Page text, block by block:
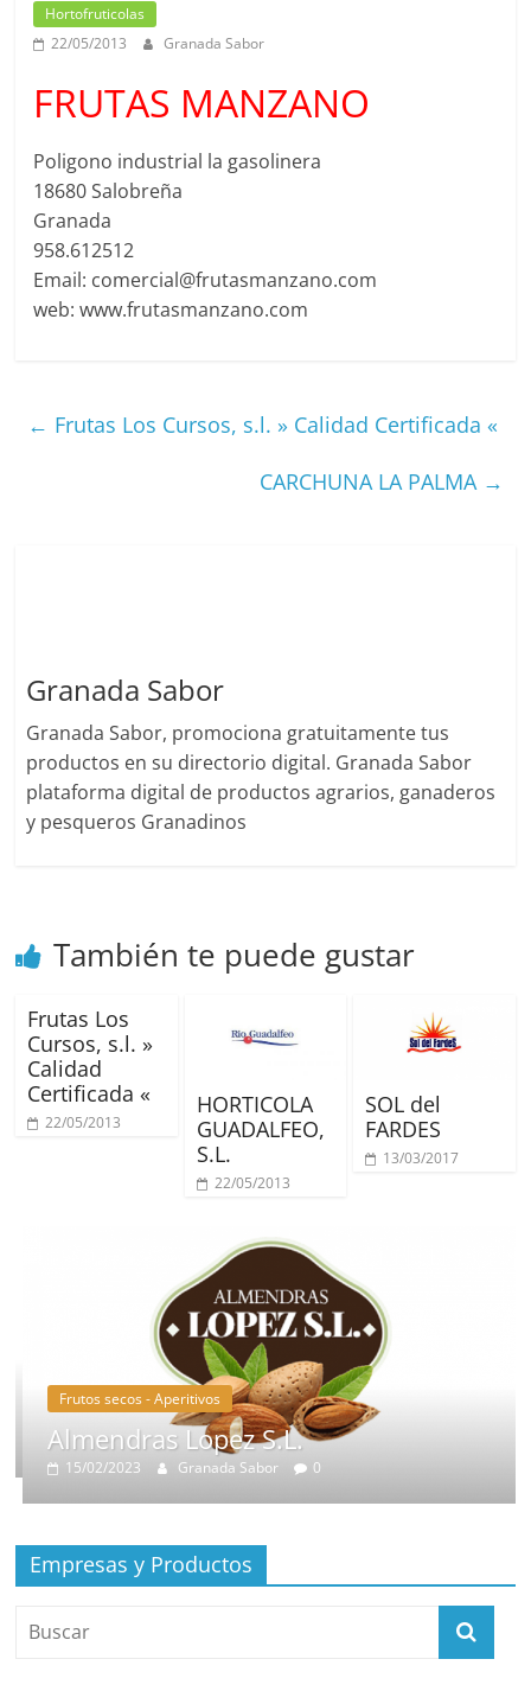
Hortofruticolas
22/05/2013
Granada Sabor
FRUTAS MANZANO
Poligono industrial la gasolinera
18680 Salobreña
Granada
958.612512
Email: comercial@frutasmanzano.com
web: www.frutasmanzano.com
← Frutas Los Cursos, s.l. » Calidad Certificada «
CARCHUNA LA PALMA →
Granada Sabor
Granada Sabor, promociona gratuitamente tus
productos en su directorio digital. Granada Sabor
plataforma digital de productos agrarios, ganaderos
y pesqueros Granadinos
También te puede gustar
Frutas Los
Cursos, s.l. »
Calidad
Certificada «
22/05/2013
HORTICOLA
GUADALFEO,
S.L.
22/05/2013
SOL del
FARDES
13/03/2017
Frutos secos - Aperitivos
Almendras Lopez S.L.
15/02/2023 Granada Sabor 0
Empresas y Productos